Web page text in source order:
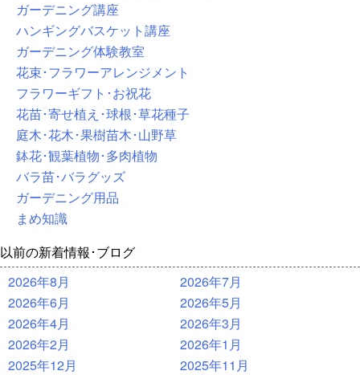
ガーデニング講座
ハンギングバスケット講座
ガーデニング体験教室
花束･フラワーアレンジメント
フラワーギフト･お祝花
花苗･寄せ植え･球根･草花種子
庭木･花木･果樹苗木･山野草
鉢花･観葉植物･多肉植物
バラ苗･バラグッズ
ガーデニング用品
まめ知識
以前の新着情報･ブログ
2026年8月
2026年7月
2026年6月
2026年5月
2026年4月
2026年3月
2026年2月
2026年1月
2025年12月
2025年11月